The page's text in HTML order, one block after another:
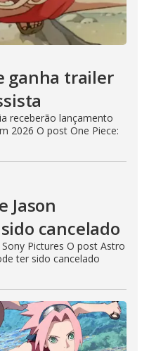
ganha trailer
receberão lançamento
2026 O post One Piece:
Jason
cancelado
Pictures O post Astro
ter sido cancelado